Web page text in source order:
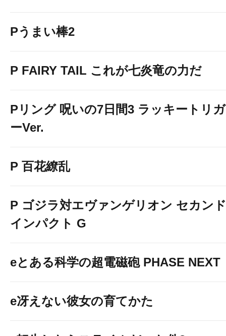
Pうまい棒2
P FAIRY TAIL これが七炎竜の力だ
Pリング 呪いの7日間3 ラッキートリガ
ーVer.
P 百花繚乱
P ゴジラ対エヴァンゲリオン セカンド
インパクト G
eとある科学の超電磁砲 PHASE NEXT
e冴えない彼女の育てかた